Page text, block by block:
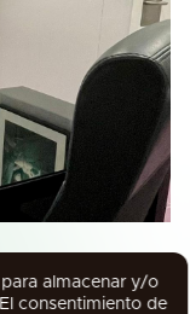
almacenar y/o
consentimiento de